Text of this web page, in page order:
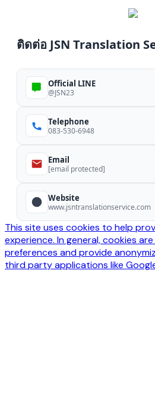
ติดต่อ JSN Translation
Official LINE
@JSN23
Telephone
083-530-6948
Email
[email protected]
Website
www.jsntranslationservice.com
This site uses cookies to help
experience. In general, cookies
preferences and provide
third party applications like